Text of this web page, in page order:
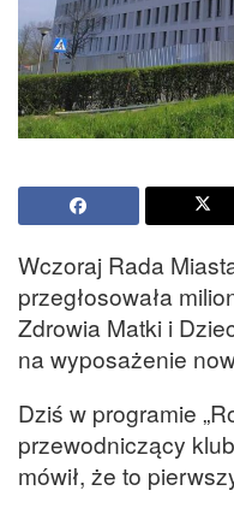
Wczoraj Rada
przegłosowała
Zdrowia Matki i
na wyposażenie
Dziś w programie
przewodniczący
mówił, że to